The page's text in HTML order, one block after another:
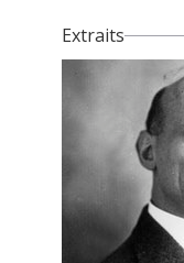
Extraits